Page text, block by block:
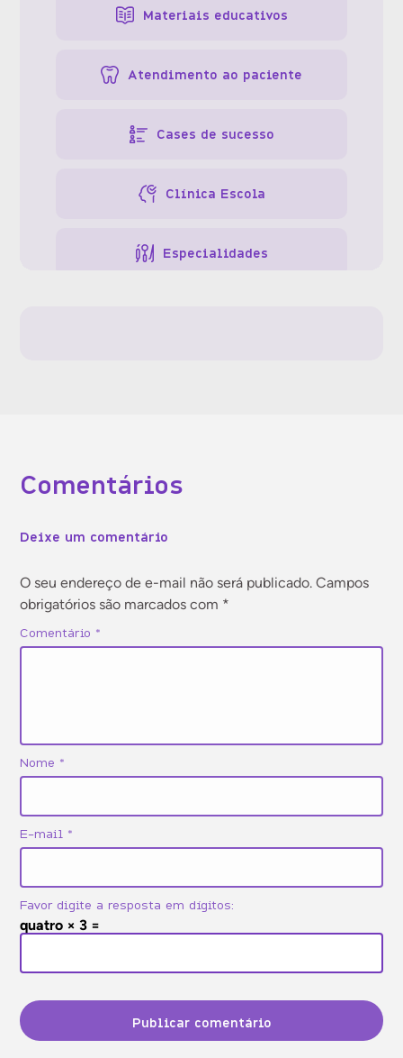
Materiais educativos
Atendimento ao paciente
Cases de sucesso
Clínica Escola
Especialidades
Tecnologia
Comentários
Deixe um comentário
O seu endereço de e-mail não será publicado. Campos
obrigatórios são marcados com *
Comentário *
Nome *
E-mail *
Favor digite a resposta em dígitos:
quatro × 3 =